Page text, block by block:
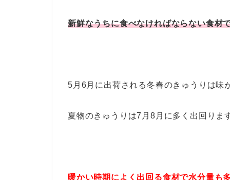
新鮮なうちに食べなければならない食材
5月6月に出荷される冬春のきゅうりは味
夏物のきゅうりは7月8月に多く出回りま
暖かい時期によく出回る食材で水分量も